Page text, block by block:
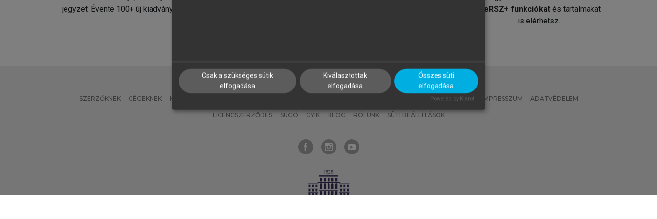
jegyzet. Évente 100+ új kiadvány.
MeRSZ+ funkciókat és tartalmakat
is elérhetsz.
SZERZŐKNEK CÉGEKNEK KÖNYVTÁROSOKNAK MI – ÁLTALÁNOS IRÁNYELVEK IMPRESSZUM ADATVÉDELEM
LICENCSZERZŐDÉS SÚGÓ GYIK BLOG RÓLUNK SÜTI BEÁLLÍTÁSOK
Csak a szükséges sütik
elfogadása
Kiválasztottak
elfogadása
Összes süti
elfogadása
Powered by Klaro!